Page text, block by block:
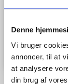
Denne
Vi bruger
annoncer, til at
at analysere
din brug af